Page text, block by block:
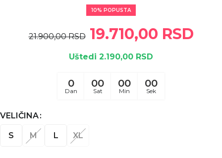
10% POPUSTA
21.900,00RSD 19.710,00 RSD
Uštedi 2.190,00 RSD
0
Dan
00
Sat
00
Min
00
Sek
VELIČINA
S M L XL